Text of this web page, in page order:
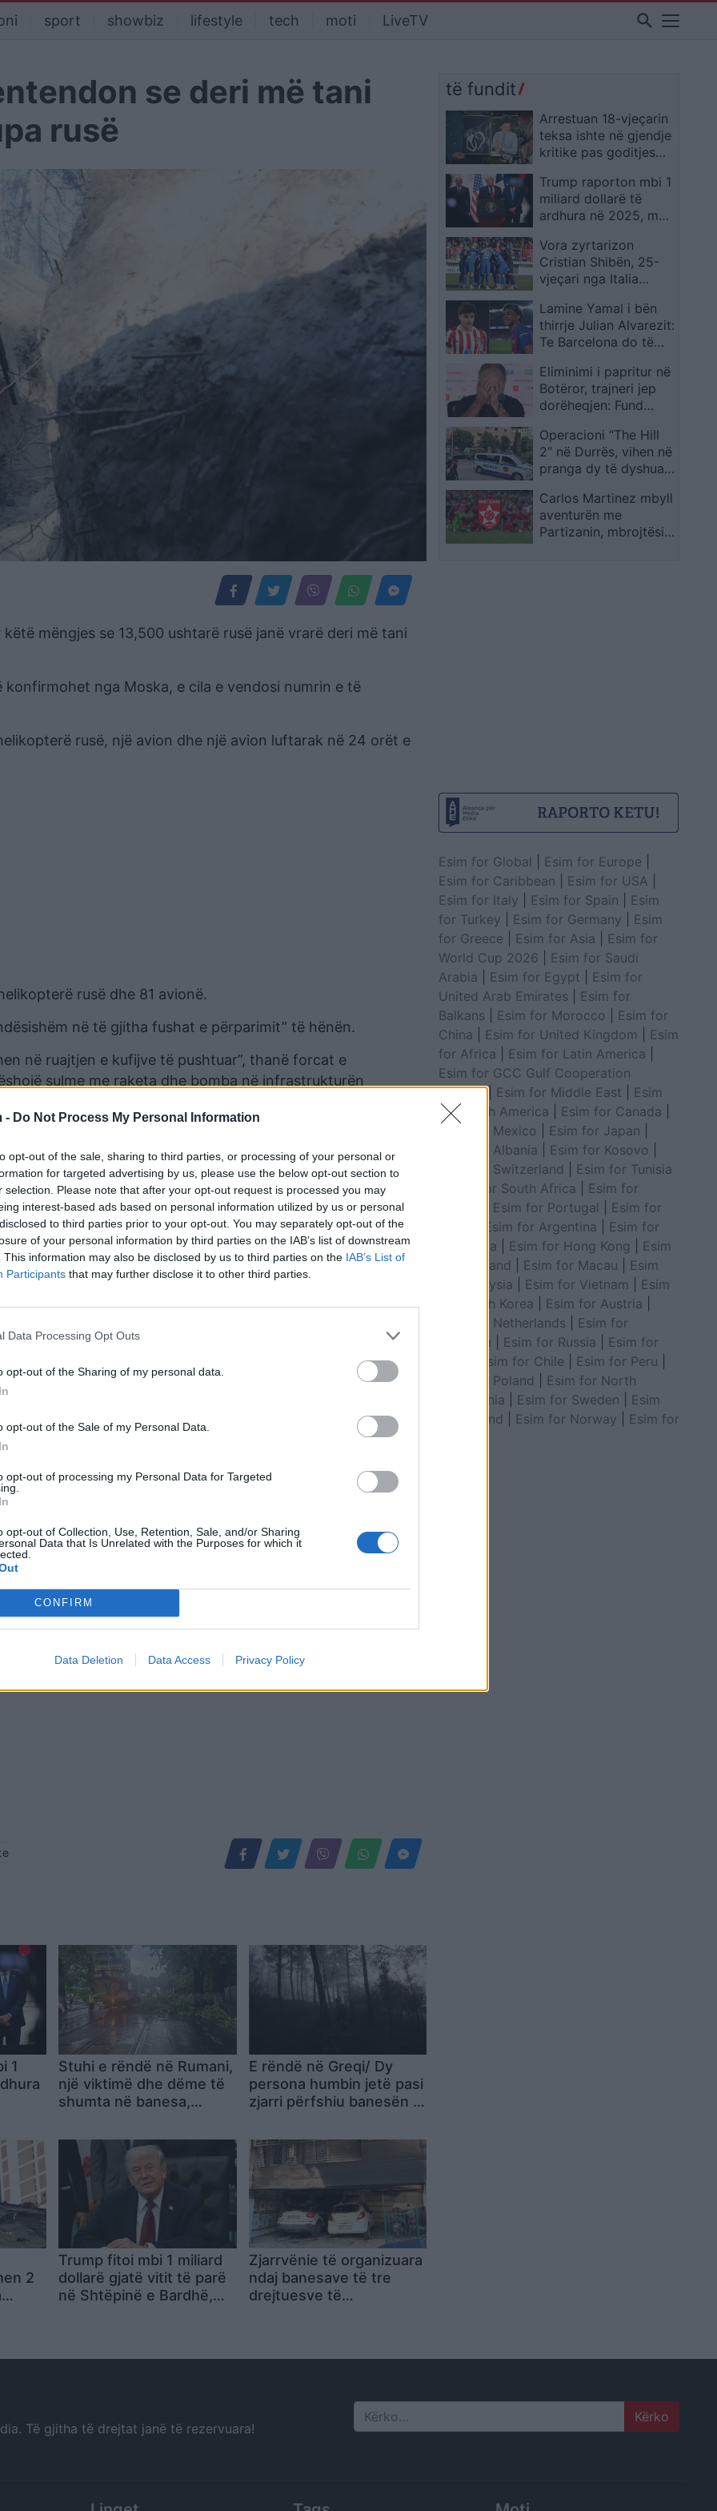
- Do Not Process My Personal Information
opt-out of the sale, sharing to third parties, or processing of your personal or
for targeted advertising by us, please use the below opt-out section to
selection. Please note that after your opt-out request is processed you may
interest-based ads based on personal information utilized by us or personal
to third parties prior to your opt-out. You may separately opt-out of the
of your personal information by third parties on the IAB’s list of downstream
This information may also be disclosed by us to third parties on the IAB’s List of
Participants that may further disclose it to other third parties.
Data Processing Opt Outs
opt-out of the Sharing of my personal data.
opt-out of the Sale of my Personal Data.
opt-out of processing my Personal Data for Targeted
opt-out of Collection, Use, Retention, Sale, and/or Sharing
Data that Is Unrelated with the Purposes for which it
CONFIRM
Data Deletion Data Access Privacy Policy
sport showbiz lifestyle tech moti LiveTV search
se deri më tani
rusë
mëngjes se 13,500 ushtarë rusë janë vrarë deri më tani
nga Moska, e cila e vendosi numrin e të
rusë, një avion dhe një avion luftarak në 24 orët e
rusë dhe 81 avionë.
në të gjitha fushat e përparimit” të hënën.
në ruajtjen e kufijve të pushtuar”, thanë forcat e
sulme me raketa dhe bomba në infrastrukturën
vrarë që nga fillimi i luftës
mëdha, Ukraina raporton për 14.200
ushtarë rusë të vrarë
1
Stuhi e rëndë në Rumani,
një viktimë dhe dëme të
shumta në banesa,
infrastrukturor
E rëndë në Greqi/ Dy
persona humbin jetë pasi
zjarri përfshiu banesën e
2
Trump fitoi mbi 1 miliard
dollarë gjatë vitit të parë
në Shtëpinë e Bardhë,
Zjarrvënie të organizuara
ndaj banesave të tre
drejtuesve të
të fundit
Arrestuan 18-vjeçarin
teksa ishte në gjendje
kritike pas goditjes
Angli nën hetim për
shkelje të rënda
Trump raporton mbi 1
miliard dollarë të
ardhura në 2025, me
kryesor të fitimeve
Vora zyrtarizon
Cristian Shibën, 25-
vjeçari nga Italia
klubit
Lamine Yamal i bën
thirrje Julian Alvarezit:
Te Barcelona do të
Eliminimi i papritur në
Botëror, trajneri jep
dorëheqjen: Fund
Operacioni “The Hill
2” në Durrës, vihen në
pranga dy të dyshuar
Carlos Martinez mbyll
aventurën me
Partizanin, mbrojtësi
Esim for Global Esim for Europe
Esim for Caribbean
Esim for USA
Esim for Italy
Esim for Spain
Esim
for Turkey
Esim for Germany
Esim
for Greece
Esim for Asia
Esim for
World Cup 2026
Esim for Saudi
Arabia
Esim for Egypt
Esim for
United Arab Emirates
Esim for
Balkans
Esim for Morocco
Esim for
China
Esim for United Kingdom
Esim
for Africa
Esim for Latin America
Esim for GCC Gulf Cooperation
Council| Esim for Middle East
Esim
for South America
Esim for Canada
Esim for Mexico
Esim for Japan
Esim for Albania
Esim for Kosovo
Esim for Switzerland
Esim for Tunisia
Esim for South Africa
Esim for
Esim for Portugal
Esim for
Esim for Argentina
Esim for
Colombia
Esim for Hong Kong
Esim
for Thailand
Esim for Macau
Esim
for Malaysia
Esim for Vietnam
Esim
for South Korea
Esim for Austria
Esim for Netherlands
Esim for
Australia
Esim for Russia
Esim for
Esim for Chile Esim for Peru
Esim for Poland
Esim for North
Macedonia
Esim for Sweden
Esim
for Finland
Esim for Norway
Esim for
Të gjitha të drejtat janë të rezervuara! Search